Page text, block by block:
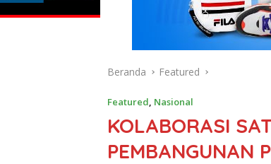
Beranda Featured
Featured, Nasional
KOLABORASI
PEMBANGUNAN